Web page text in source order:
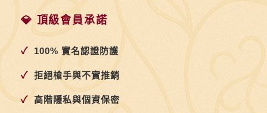
車
案
我
結
💎 頂級會員承諾
✓ 100% 實名認證防護
✓ 拒絕槍手與不實推銷
✓ 高階隱私與個資保密